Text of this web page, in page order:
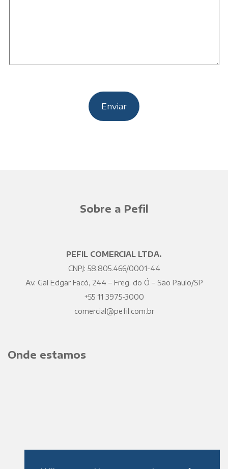
Sobre a Pefil
PEFIL COMERCIAL LTDA.
CNPJ: 58.805.466/0001-44
Av. Gal Edgar Facó, 244 – Freg. do Ó – São Paulo/SP
+55 11 3975-3000
comercial@pefil.com.br
Onde estamos